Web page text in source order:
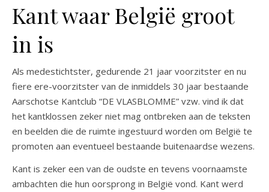
Kant waar België groot
in is
Als medestichtster, gedurende 21 jaar voorzitster en nu
fiere ere-voorzitster van de inmiddels 30 jaar bestaande
Aarschotse Kantclub “DE VLASBLOMME” vzw. vind ik dat
het kantklossen zeker niet mag ontbreken aan de teksten
en beelden die de ruimte ingestuurd worden om België te
promoten aan eventueel bestaande buitenaardse wezens.
Kant is zeker een van de oudste en tevens voornaamste
ambachten die hun oorsprong in België vond. Kant werd